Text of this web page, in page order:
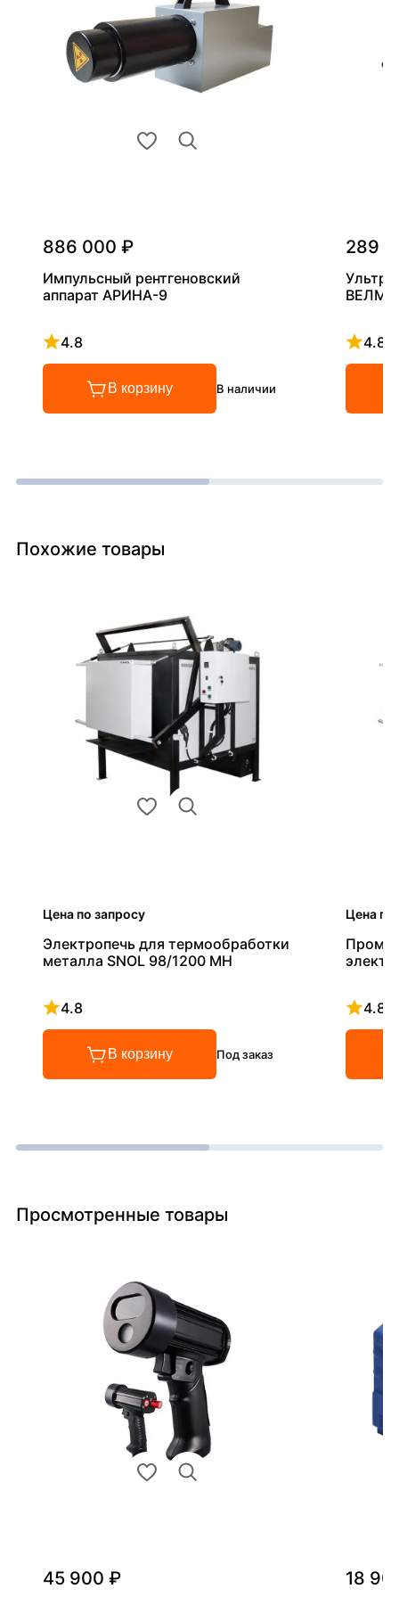
886 000 ₽
Импульсный рентгеновский
аппарат АРИНА-9
4.8
Рейтинг 4.8 из 5
В корзину В наличии
289
4.8
Похожие товары
Цена по запросу
Электропечь для термообработки
металла SNOL 98/1200 MH
4.8
Рейтинг 4.8 из 5
В корзину Под заказ
Цена по
4.8
Просмотренные товары
45 900 ₽ 18